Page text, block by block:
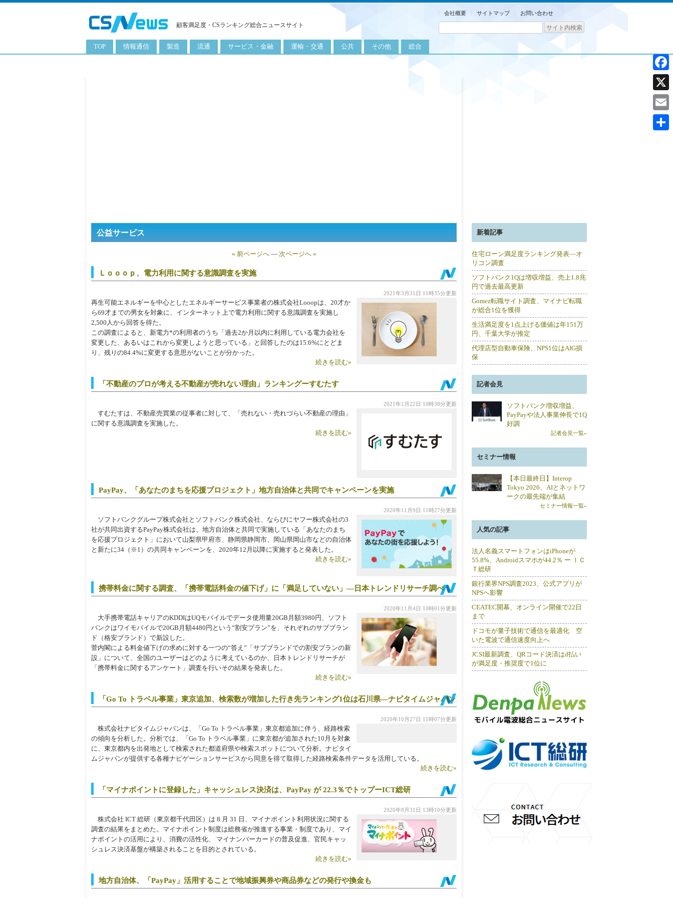
顧客満足度・CSランキング総合ニュースサイト
会社概要 サイトマップ お問い合わせ
TOP 情報通信 製造 流通 サービス・金融 運輸・交通 公共 その他 総合
公益サービス
« 前ページへ— 次ページへ »
Ｌｏｏｏｐ、電力利用に関する意識調査を実施
2021年3月31日 11時35分更新
再生可能エネルギーを中心としたエネルギーサービス事業者の株式会社Looopは、20才か
ら69才までの男女を対象に、インターネット上で電力利用に関する意識調査を実施し
2,500人から回答を得た。
この調査によると、新電力*の利用者のうち「過去2か月以内に利用している電力会社を
変更した、あるいはこれから変更しようと思っている」と回答したのは15.6%にとどま
り、残りの84.4%に変更する意思がないことが分かった。
続きを読む»
「不動産のプロが考える不動産が売れない理由」ランキングーすむたす
2021年1月22日 10時38分更新
すむたすは、不動産売買業の従事者に対して、「売れない・売れづらい不動産の理由」
に関する意識調査を実施した。
続きを読む»
PayPay、「あなたのまちを応援プロジェクト」地方自治体と共同でキャンペーンを実施
2020年11月9日 11時27分更新
ソフトバンクグループ株式会社とソフトバンク株式会社、ならびにヤフー株式会社の3
社が共同出資するPayPay株式会社は、地方自治体と共同で実施している「あなたのまち
を応援プロジェクト」において山梨県甲府市、静岡県静岡市、岡山県岡山市などの自治体
と新たに34（※1）の共同キャンペーンを、2020年12月以降に実施すると発表した。
続きを読む»
携帯料金に関する調査、「携帯電話料金の値下げ」に「満足していない」―日本トレンドリサーチ調べ
2020年11月4日 10時01分更新
大手携帯電話キャリアのKDDIはUQモバイルでデータ使用量20GB月額3980円、ソフト
バンクはワイモバイルで20GB月額4480円という“割安プラン”を、それぞれのサブブラン
ド（格安ブランド）で新設した。
菅内閣による料金値下げの求めに対する一つの“答え”「サブブランドでの割安プランの新
設」について、全国のユーザーはどのように考えているのか、日本トレンドリサーチが
「携帯料金に関するアンケート」調査を行いその結果を発表した。
続きを読む»
「Go To トラベル事業」東京追加、検索数が増加した行き先ランキング1位は石川県―ナビタイムジャパン
2020年10月27日 11時07分更新
株式会社ナビタイムジャパンは、「Go To トラベル事業」東京都追加に伴う、経路検索
の傾向を分析した。分析では、「Go To トラベル事業」に東京都が追加された10月を対象
に、東京都内を出発地として検索された都道府県や検索スポットについて分析。ナビタイ
ムジャパンが提供する各種ナビゲーションサービスから同意を得て取得した経路検索条件データを活用している。
続きを読む»
「マイナポイントに登録した」キャッシュレス決済は、PayPay が 22.3％でトップーICT総研
2020年8月31日 13時10分更新
株式会社 ICT 総研（東京都千代田区）は 8 月 31 日、マイナポイント利用状況に関する
調査の結果をまとめた。マイナポイント制度は総務省が推進する事業・制度であり、マイ
ナポイントの活用により、消費の活性化、 マイナンバーカードの普及促進、官民キャッ
シュレス決済基盤が構築されることを目的とされている。
続きを読む»
地方自治体、「PayPay」活用することで地域振興券や商品券などの発行や換金も
新着記事
住宅ローン満足度ランキング発表―オ
リコン調査
ソフトバンク1Qは増収増益、売上1.8兆
円で過去最高更新
Gomez転職サイト調査、マイナビ転職
が総合1位を獲得
生活満足度を1点上げる価値は年151万
円、千葉大学が推定
代理店型自動車保険、NPS1位はAIG損
保
記者会見
ソフトバンク増収増益、
PayPayや法人事業伸長で1Q
好調
記者会見一覧»
セミナー情報
【本日最終日】Interop
Tokyo 2026、AIとネットワ
ークの最先端が集結
セミナー情報一覧»
人気の記事
法人名義スマートフォンはiPhoneが
55.8%、Androidスマホが44.2％ ー ＩＣ
Ｔ総研
銀行業界NPS調査2023、公式アプリが
NPSへ影響
CEATEC開幕、オンライン開催で22日
まで
ドコモが量子技術で通信を最適化 空
いた電波で通信速度向上へ
JCSI最新調査、QRコード決済はd払い
が満足度・推奨度で1位に
X
Email